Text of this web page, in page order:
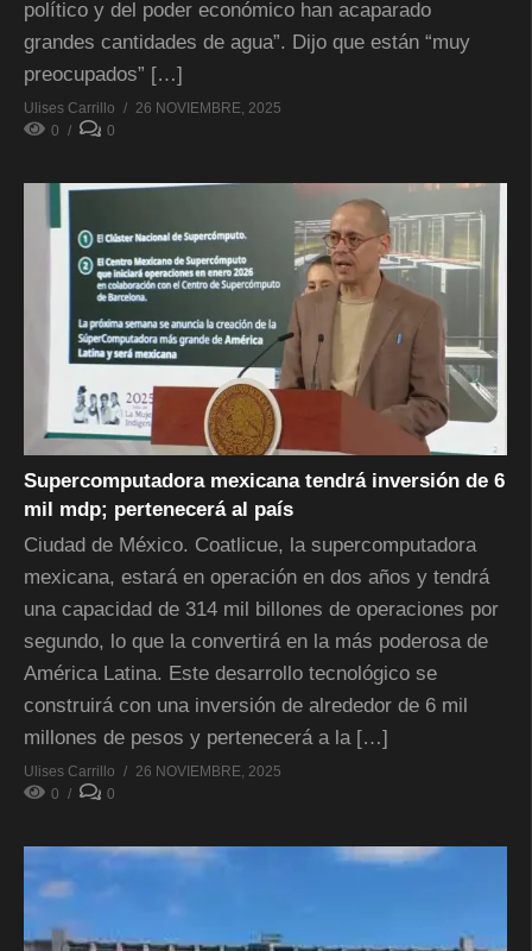
político y del poder económico han acaparado
grandes cantidades de agua”. Dijo que están “muy
preocupados” […]
Ulises Carrillo
26 NOVIEMBRE, 2025
0
0
Supercomputadora mexicana tendrá inversión de 6
mil mdp; pertenecerá al país
Ciudad de México. Coatlicue, la supercomputadora
mexicana, estará en operación en dos años y tendrá
una capacidad de 314 mil billones de operaciones por
segundo, lo que la convertirá en la más poderosa de
América Latina. Este desarrollo tecnológico se
construirá con una inversión de alrededor de 6 mil
millones de pesos y pertenecerá a la […]
Ulises Carrillo
26 NOVIEMBRE, 2025
0
0